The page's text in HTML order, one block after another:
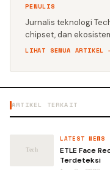
PENULIS
Jurnalis teknologi
chipset, dan
LIHAT SEMUA ARTIKEL
ARTIKEL TERKAIT
LATEST NEWS
ETLE Face
Terdeteksi